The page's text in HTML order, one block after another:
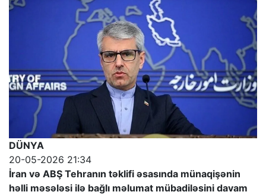
DÜNYA
20-05-2026 21:34
İran və ABŞ Tehranın təklifi əsasında münaqişənin
həlli məsələsi ilə bağlı məlumat mübadiləsini davam